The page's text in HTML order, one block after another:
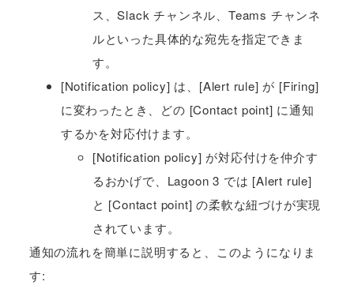
ス、Slack チャンネル、Teams チャンネ
ルといった具体的な宛先を指定できま
す。
[Notification policy] は、[Alert rule] が [Firing]
に変わったとき、どの [Contact point] に通知
するかを対応付けます。
[Notification policy] が対応付けを仲介す
るおかげで、Lagoon 3 では [Alert rule]
と [Contact point] の柔軟な紐づけが実現
されています。
通知の流れを簡単に説明すると、このようになりま
す: